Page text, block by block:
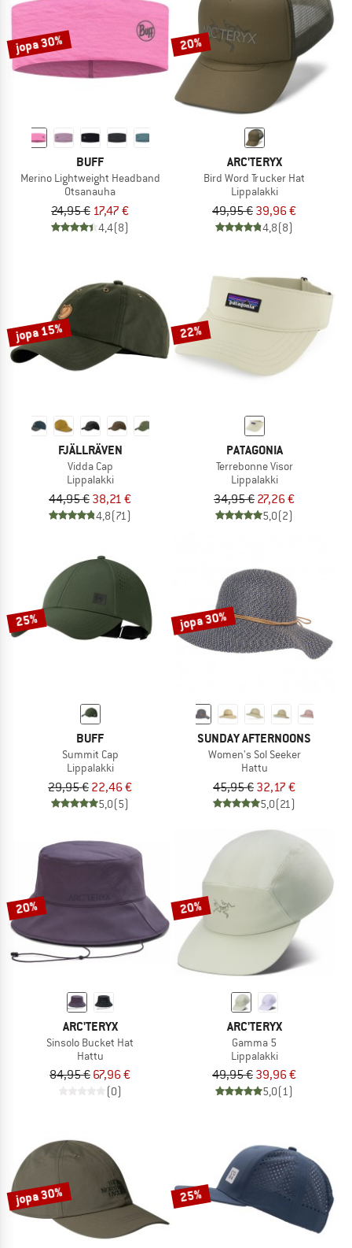
jopa 30%
BUFF
Merino Lightweight Headband
Otsanauha
24,95 € 17,47 €
4,4(8)
20%
ARC'TERYX
Bird Word Trucker Hat
Lippalakki
49,95 € 39,96 €
4,8(8)
jopa 15%
FJÄLLRÄVEN
Vidda Cap
Lippalakki
44,95 € 38,21 €
4,8(71)
22%
PATAGONIA
Terrebonne Visor
Lippalakki
34,95 € 27,26 €
5,0(2)
25%
BUFF
Summit Cap
Lippalakki
29,95 € 22,46 €
5,0(5)
jopa 30%
SUNDAY AFTERNOONS
Women's Sol Seeker
Hattu
45,95 € 32,17 €
5,0(21)
20%
ARC'TERYX
Sinsolo Bucket Hat
Hattu
84,95 € 67,96 €
(0)
20%
ARC'TERYX
Gamma 5
Lippalakki
49,95 € 39,96 €
5,0(1)
jopa 30% 25%